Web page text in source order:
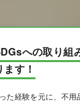
への取り組
す！
た経験を元に、不用